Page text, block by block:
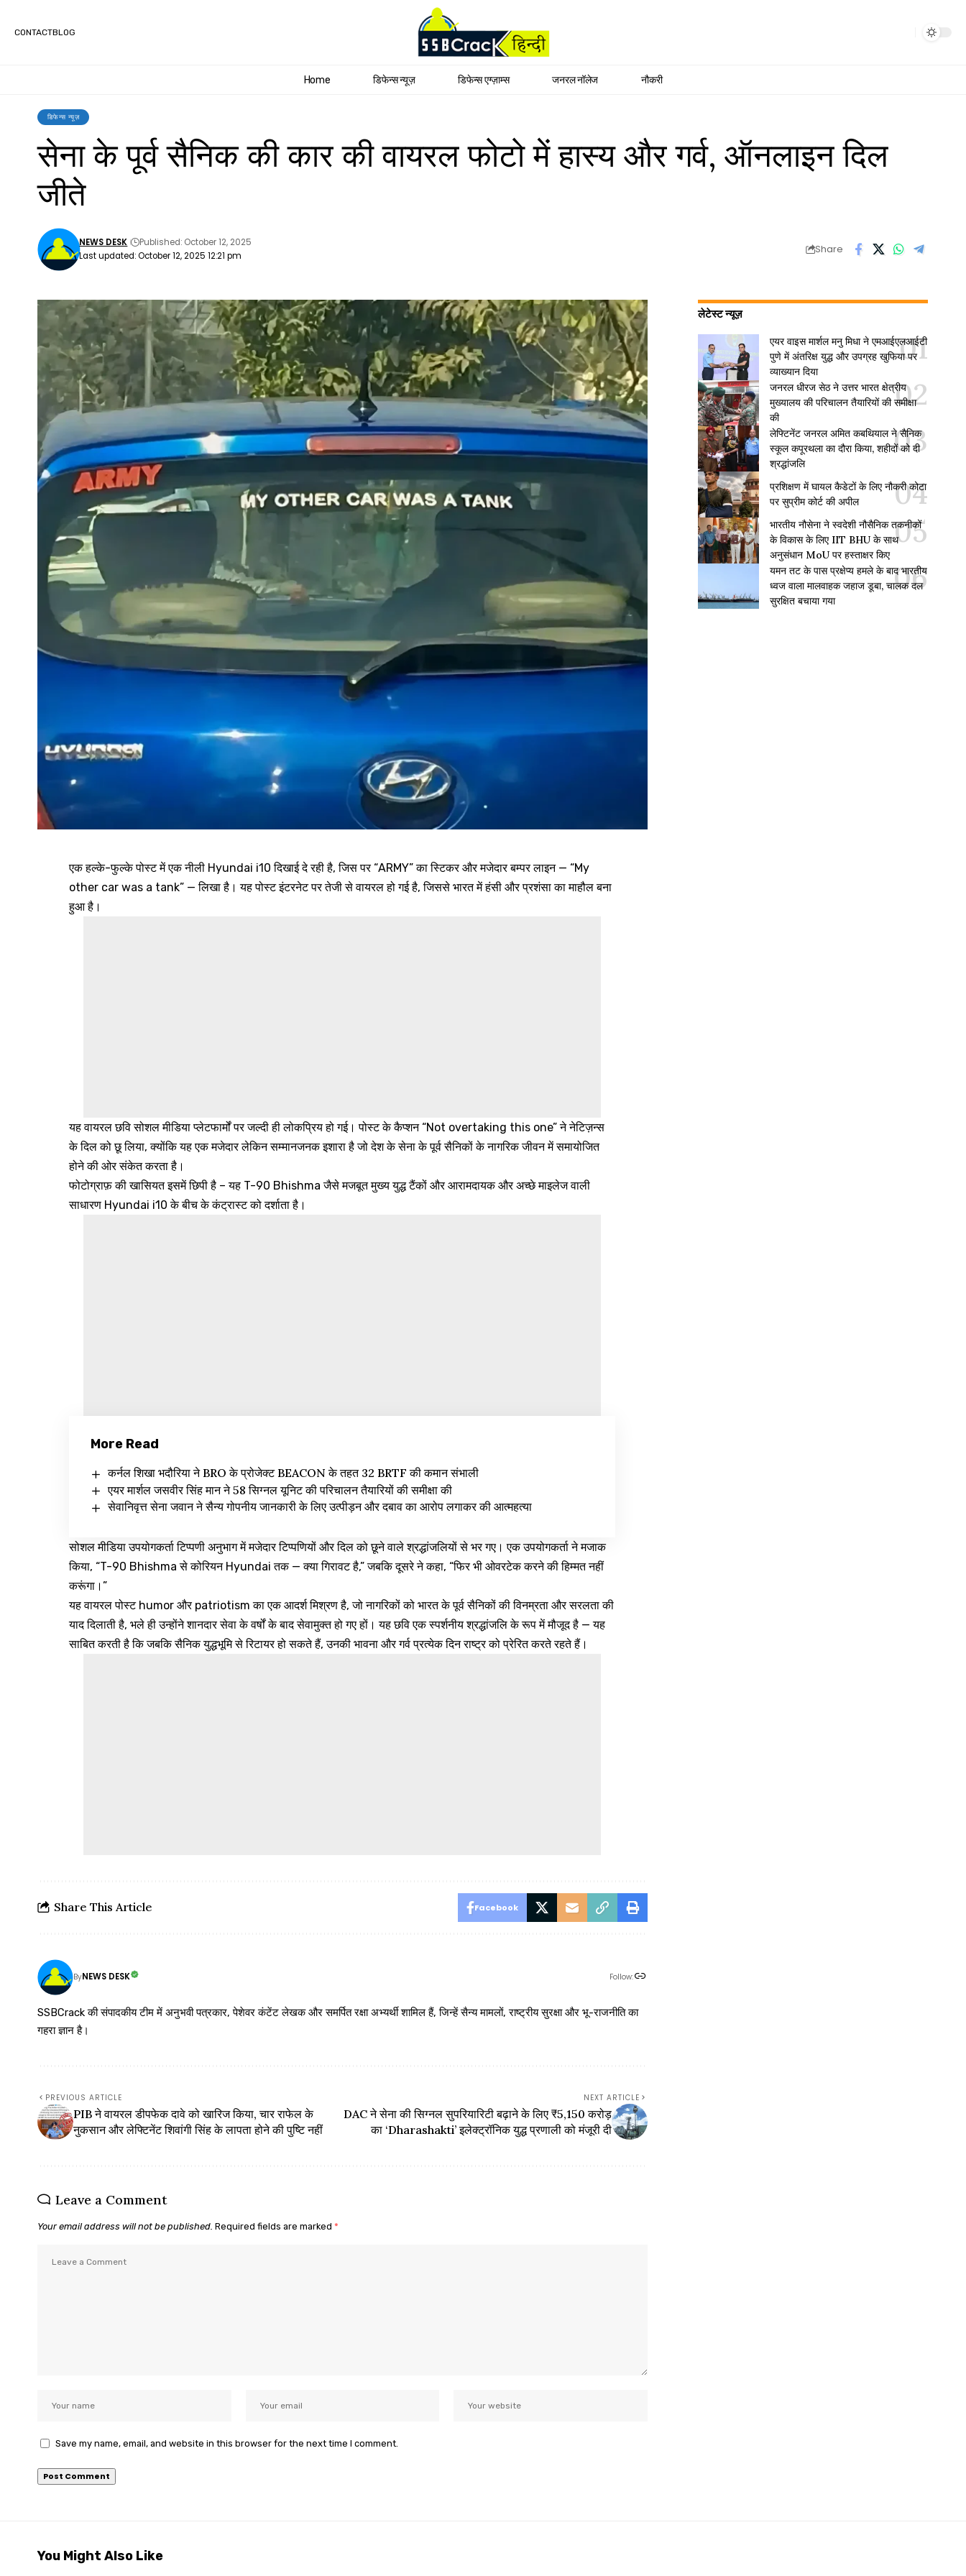
CONTACTBLOG
Home डिफेन्स न्यूज़ डिफेन्स एग्ज़ाम्स जनरल नॉलेज नौकरी
डिफेन्स न्यूज़
सेना के पूर्व सैनिक की कार की वायरल फोटो में हास्य और गर्व, ऑनलाइन दिल
जीते
Last updated: October 12, 2025 12:21 pm
NEWS DESK Published: October 12, 2025
Share
एक हल्के-फुल्के पोस्ट में एक नीली Hyundai i10 दिखाई दे रही है, जिस पर “ARMY” का स्टिकर और मजेदार बम्पर लाइन — “My
other car was a tank” — लिखा है। यह पोस्ट इंटरनेट पर तेजी से वायरल हो गई है, जिससे भारत में हंसी और प्रशंसा का माहौल बना
हुआ है।
यह वायरल छवि सोशल मीडिया प्लेटफार्मों पर जल्दी ही लोकप्रिय हो गई। पोस्ट के कैप्शन “Not overtaking this one” ने नेटिज़न्स
के दिल को छू लिया, क्योंकि यह एक मजेदार लेकिन सम्मानजनक इशारा है जो देश के सेना के पूर्व सैनिकों के नागरिक जीवन में समायोजित
होने की ओर संकेत करता है।
फोटोग्राफ़ की खासियत इसमें छिपी है – यह T-90 Bhishma जैसे मजबूत मुख्य युद्ध टैंकों और आरामदायक और अच्छे माइलेज वाली
साधारण Hyundai i10 के बीच के कंट्रास्ट को दर्शाता है।
More Read
कर्नल शिखा भदौरिया ने BRO के प्रोजेक्ट BEACON के तहत 32 BRTF की कमान संभाली
एयर मार्शल जसवीर सिंह मान ने 58 सिग्नल यूनिट की परिचालन तैयारियों की समीक्षा की
सेवानिवृत्त सेना जवान ने सैन्य गोपनीय जानकारी के लिए उत्पीड़न और दबाव का आरोप लगाकर की आत्महत्या
सोशल मीडिया उपयोगकर्ता टिप्पणी अनुभाग में मजेदार टिप्पणियों और दिल को छूने वाले श्रद्धांजलियों से भर गए। एक उपयोगकर्ता ने मजाक
किया, “T-90 Bhishma से कोरियन Hyundai तक — क्या गिरावट है,” जबकि दूसरे ने कहा, “फिर भी ओवरटेक करने की हिम्मत नहीं
करूंगा।”
यह वायरल पोस्ट humor और patriotism का एक आदर्श मिश्रण है, जो नागरिकों को भारत के पूर्व सैनिकों की विनम्रता और सरलता की
याद दिलाती है, भले ही उन्होंने शानदार सेवा के वर्षों के बाद सेवामुक्त हो गए हों। यह छवि एक स्पर्शनीय श्रद्धांजलि के रूप में मौजूद है — यह
साबित करती है कि जबकि सैनिक युद्धभूमि से रिटायर हो सकते हैं, उनकी भावना और गर्व प्रत्येक दिन राष्ट्र को प्रेरित करते रहते हैं।
Share This Article Facebook
ByNEWS DESK Follow:
SSBCrack की संपादकीय टीम में अनुभवी पत्रकार, पेशेवर कंटेंट लेखक और समर्पित रक्षा अभ्यर्थी शामिल हैं, जिन्हें सैन्य मामलों, राष्ट्रीय सुरक्षा और भू-राजनीति का
गहरा ज्ञान है।
PREVIOUS ARTICLE
PIB ने वायरल डीपफेक दावे को खारिज किया, चार राफेल के
नुकसान और लेफ्टिनेंट शिवांगी सिंह के लापता होने की पुष्टि नहीं
NEXT ARTICLE
DAC ने सेना की सिग्नल सुपरियारिटी बढ़ाने के लिए ₹5,150 करोड़
का ‘Dharashakti’ इलेक्ट्रॉनिक युद्ध प्रणाली को मंजूरी दी
Leave a Comment
Your email address will not be published. Required fields are marked *
Save my name, email, and website in this browser for the next time I comment.
लेटेस्ट न्यूज़
एयर वाइस मार्शल मनु मिधा ने एमआईएलआईटी
पुणे में अंतरिक्ष युद्ध और उपग्रह खुफिया पर
व्याख्यान दिया
जनरल धीरज सेठ ने उत्तर भारत क्षेत्रीय
मुख्यालय की परिचालन तैयारियों की समीक्षा
की
लेफ्टिनेंट जनरल अमित कबथियाल ने सैनिक
स्कूल कपूरथला का दौरा किया, शहीदों को दी
श्रद्धांजलि
प्रशिक्षण में घायल कैडेटों के लिए नौकरी कोटा
पर सुप्रीम कोर्ट की अपील
भारतीय नौसेना ने स्वदेशी नौसैनिक तकनीकों
के विकास के लिए IIT BHU के साथ
अनुसंधान MoU पर हस्ताक्षर किए
यमन तट के पास प्रक्षेप्य हमले के बाद भारतीय
ध्वज वाला मालवाहक जहाज डूबा, चालक दल
सुरक्षित बचाया गया
You Might Also Like